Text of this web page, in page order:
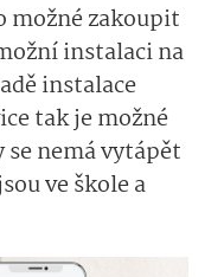
možné zakoupit
instalaci na
instalace
tak je možné
nemá vytápět
ve škole a